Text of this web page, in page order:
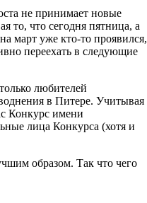
не принимает новые
то, что сегодня пятница, а
март уже кто-то проявился,
переехать в следующие
любителей
в Питере. Учитывая
Конкурс имени
лица Конкурса (хотя и
образом. Так что чего